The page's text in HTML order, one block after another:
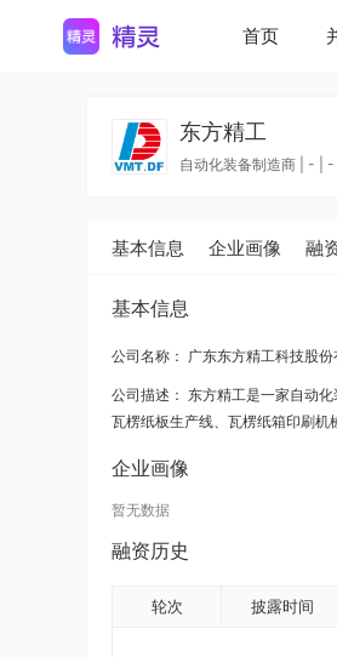
首页
东方精工
自动化装备制造商 - -
基本信息 企业画像 融
基本信息
公司名称： 广东东方精工科技股份
公司描述： 东方精工是一家自动
瓦楞纸板生产线、瓦楞纸箱印刷机
企业画像
暂无数据
融资历史
轮次 披露时间